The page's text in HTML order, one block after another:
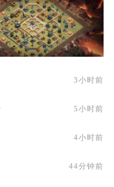
3小时前
5小时前
4小时前
44分钟前